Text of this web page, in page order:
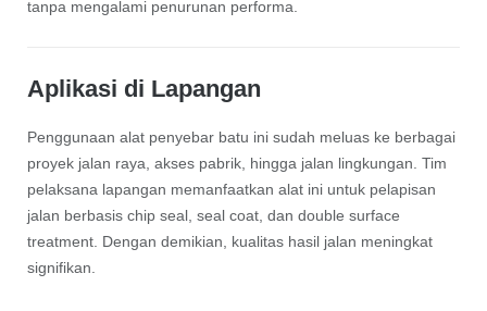
tanpa mengalami penurunan performa.
Aplikasi di Lapangan
Penggunaan alat penyebar batu ini sudah meluas ke berbagai
proyek jalan raya, akses pabrik, hingga jalan lingkungan. Tim
pelaksana lapangan memanfaatkan alat ini untuk pelapisan
jalan berbasis chip seal, seal coat, dan double surface
treatment. Dengan demikian, kualitas hasil jalan meningkat
signifikan.